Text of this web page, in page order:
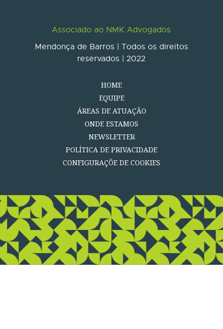
Associado ao NMK Advogados
Mendonça de Barros | Todos os direitos
reservados | 2022
HOME
EQUIPE
ÁREAS DE ATUAÇÃO
ONDE ESTAMOS
NEWSLETTER
POLÍTICA DE PRIVACIDADE
CONFIGURAÇÕE DE COOKIES